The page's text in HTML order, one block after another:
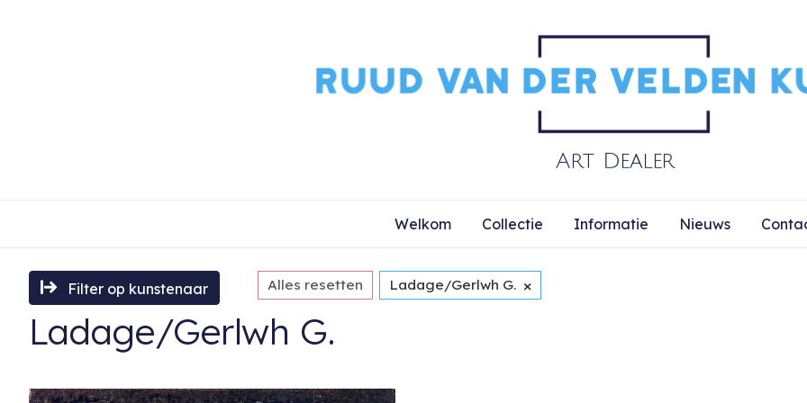
Welkom Collectie Informatie Nieuws
Filter op kunstenaar Alles resetten Ladage/Gerlwh G. ×
Ladage/Gerlwh G.